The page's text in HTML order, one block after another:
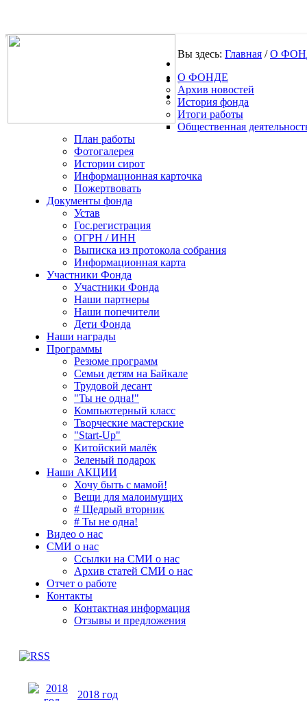
.
Вы здесь: Главная /О
О ФОНДЕ
Архив новостей
История фонда
Итоги работы
Общественная
План работы
Фотогалерея
Истории сирот
Информационная карточка
Пожертвовать
Документы фонда
Устав
Гос.регистрация
ОГРН / ИНН
Выписка из протокола собрания
Информационная карта
Участники Фонда
Участники Фонда
Наши партнеры
Наши попечители
Дети Фонда
Наши награды
Программы
Резюме программ
Семьи детям на Байкале
Трудовой десант
"Ты не одна!"
Компьютерный класс
Творческие мастерские
"Start-Up"
Китойский малёк
Зеленый подарок
Наши АКЦИИ
Хочу быть с мамой!
Вещи для малоимущих
# Щедрый вторник
# Ты не одна!
Видео о нас
СМИ о нас
Ссылки на СМИ о нас
Архив статей СМИ о нас
Отчет о работе
Контакты
Контактная информация
Отзывы и предложения
2018 год